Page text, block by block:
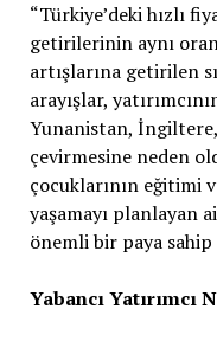
“Türkiye’deki hızlı
getirilerinin aynı
artışlarına getirilen
arayışlar,
Yunanistan,
çevirmesine neden
çocuklarının eğitimi
yaşamayı planlayan
önemli bir paya
Yabancı Yatırımcı